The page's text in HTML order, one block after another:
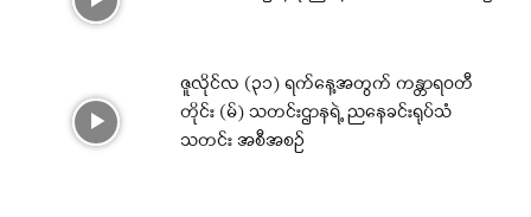
ဇူလိုင်လ (၃၁) ရက်နေ့အတွက် ကန္တာရဝတီ
တိုင်း (မ်) သတင်းဌာနရဲ့ ညနေခင်းရုပ်သံ
သတင်း အစီအစဉ်